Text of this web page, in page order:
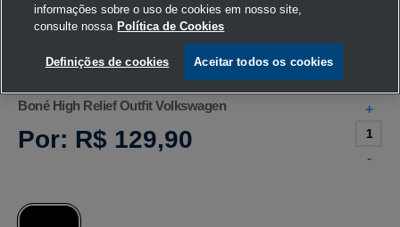
Boné High Relief Outfit Volkswagen
Por: R$ 129,90
-
+
informações sobre o uso de cookies em nosso site,
consulte nossa Política de Cookies
Definições de cookies Aceitar todos os cookies